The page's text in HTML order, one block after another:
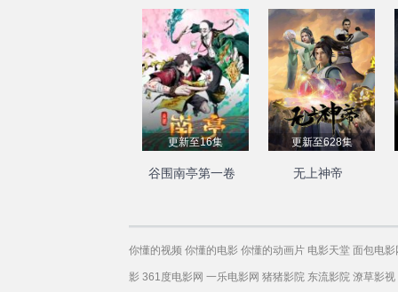
更新至16集
谷围南亭第一卷
更新至628集
无上神帝
你懂的视频 你懂的电影 你懂的动画片 电影天堂 面包电影
影 361度电影网 一乐电影网 猪猪影院 东流影院 潦草影视